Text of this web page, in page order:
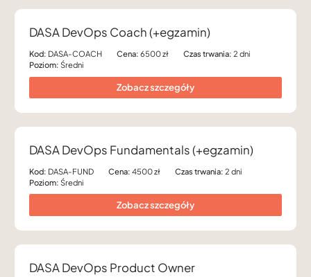
DASA DevOps Coach (+egzamin)
Kod: DASA-COACH Cena: 6500 zł Czas trwania: 2 dni
Poziom: Średni
Zobacz szczegóły
DASA DevOps Fundamentals (+egzamin)
Kod: DASA-FUND Cena: 4500 zł Czas trwania: 2 dni
Poziom: Średni
Zobacz szczegóły
DASA DevOps Product Owner